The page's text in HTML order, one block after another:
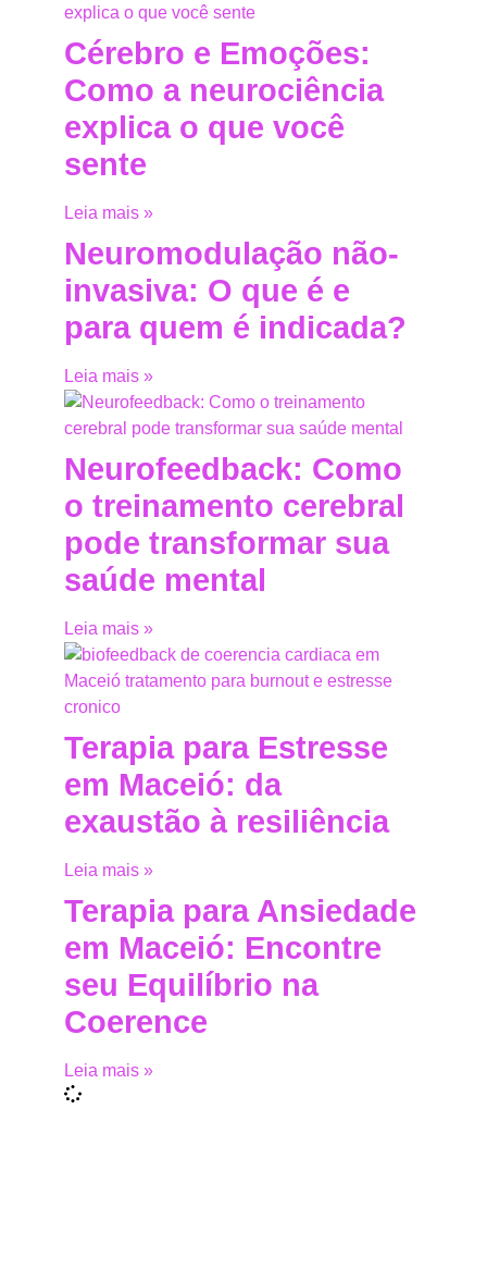
Cérebro e Emoções:
Como a neurociência
explica o que você
sente
Leia mais »
Neuromodulação não-
invasiva: O que é e
para quem é indicada?
Leia mais »
Neurofeedback: Como
o treinamento cerebral
pode transformar sua
saúde mental
Leia mais »
Terapia para Estresse
em Maceió: da
exaustão à resiliência
Leia mais »
Terapia para Ansiedade
em Maceió: Encontre
seu Equilíbrio na
Coerence
Leia mais »